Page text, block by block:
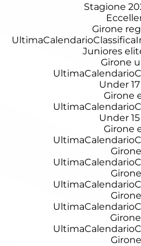
Stagione
Girone
UltimaCalendarioClassifica
Juniores
Girone
UltimaCalendario
Under
Girone
UltimaCalendario
Under
Girone
UltimaCalendario
UltimaCalendario
UltimaCalendario
UltimaCalendario
UltimaCalendario